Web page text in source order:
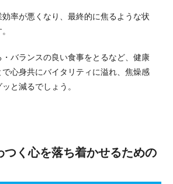
率が悪くなり、最終的に焦るような状
・バランスの良い食事をとるなど、健康
心身共にバイタリティに溢れ、焦燥感
と減るでしょう。
つく心を落ち着かせるための